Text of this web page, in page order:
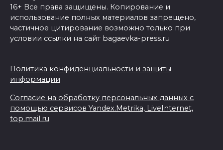
16+ Все права защищены. Копирование и
использование полных материалов запрещено,
частичное цитирование возможно только при
условии ссылки на сайт bagaevka-press.ru
Политика конфиденциальности и защиты
информации
Согласие на обработку персональных данных с
помощью сервисов Yandex.Metrika, LiveInternet,
top.mail.ru